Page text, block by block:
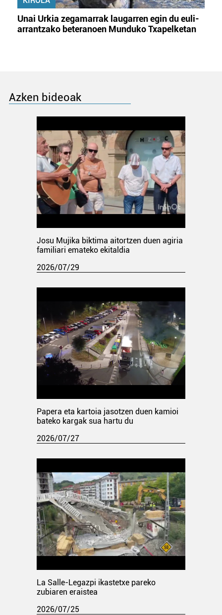
Unai Urkia zegamarrak laugarren egin du euli-
arrantzako beteranoen Munduko Txapelketan
Azken bideoak
Josu Mujika biktima aitortzen duen agiria
familiari emateko ekitaldia
2026/07/29
Papera eta kartoia jasotzen duen kamioi
bateko kargak sua hartu du
2026/07/27
La Salle-Legazpi ikastetxe pareko
zubiaren eraistea
2026/07/25